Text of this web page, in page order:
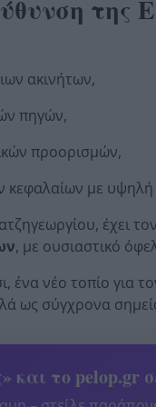
της
ακινήτων,
πηγών,
προορισμών,
με υψηλή
έχει
, με ουσιαστικό
ένα νέο τοπίο για
ως σύγχρονα
και το pelop.gr